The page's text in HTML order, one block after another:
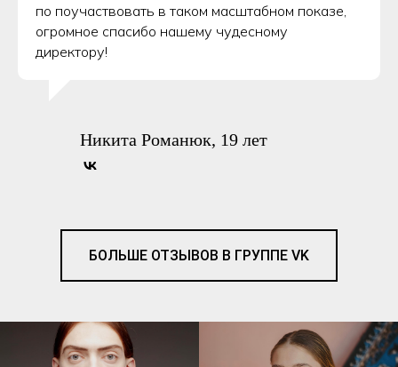
по поучаствовать в таком масштабном показе,
огромное спасибо нашему чудесному
директору!
Никита Романюк, 19 лет
БОЛЬШЕ ОТЗЫВОВ В ГРУППЕ VK